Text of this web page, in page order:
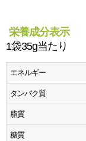
栄養成分表示
1袋35g当たり
エネルギー
タンパク質
脂質
糖質